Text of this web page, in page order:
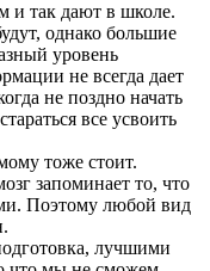
и так дают в школе.
однако большие
уровень
не всегда дает
не поздно начать
все усвоить
тоже стоит.
запоминает то, что
Поэтому любой вид
лучшими